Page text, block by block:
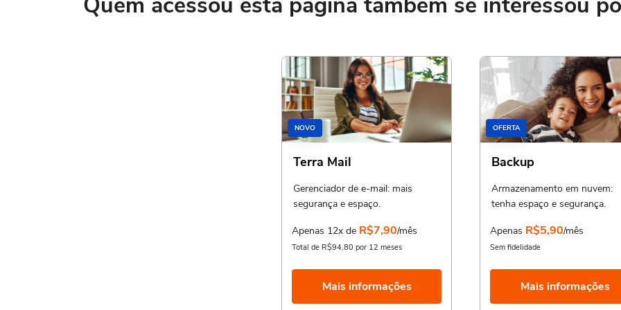
NOVO
Terra Mail
Gerenciador de e-mail: mais
segurança e espaço.
Apenas 12x de R$7,90/mês
Total de R$94,80 por 12 meses
Mais informações
OFERTA
Backup
Armazenamento em nuvem:
tenha espaço e segurança.
Apenas R$5,90/mês
Sem fidelidade
Mais informações